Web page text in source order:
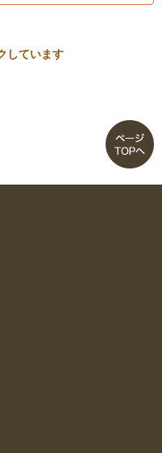
しています